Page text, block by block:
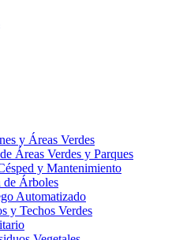
y Áreas Verdes
Áreas Verdes y Parques
y Mantenimiento
de Árboles
Automatizado
y Techos Verdes